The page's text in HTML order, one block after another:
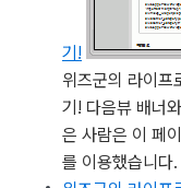
기!
위즈군의 라이
기! 다음뷰 배너
은 사람은 이 페
를 이용했습니다.